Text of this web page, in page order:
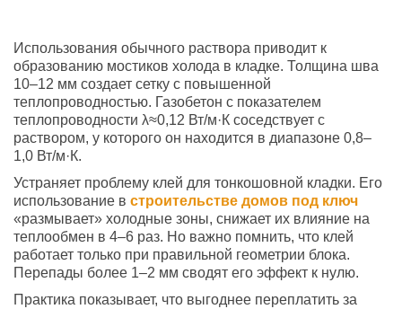
Использования обычного раствора приводит к
образованию мостиков холода в кладке. Толщина шва
10–12 мм создает сетку с повышенной
теплопроводностью. Газобетон с показателем
теплопроводности λ≈0,12 Вт/м·К соседствует с
раствором, у которого он находится в диапазоне 0,8–
1,0 Вт/м·К.
Устраняет проблему клей для тонкошовной кладки. Его
использование в строительстве домов под ключ
«размывает» холодные зоны, снижает их влияние на
теплообмен в 4–6 раз. Но важно помнить, что клей
работает только при правильной геометрии блока.
Перепады более 1–2 мм сводят его эффект к нулю.
Практика показывает, что выгоднее переплатить за